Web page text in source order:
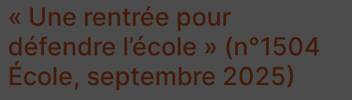
« Une rentrée pour
défendre l’école » (n°1504
École, septembre 2025)